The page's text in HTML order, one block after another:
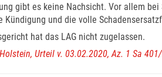
gibt es keine Nachsicht. Vor allem
und die volle
hat das LAG nicht zugelassen.
Urteil v. 03.02.2020, Az. 1 Sa